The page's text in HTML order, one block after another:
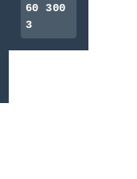
60 300
3